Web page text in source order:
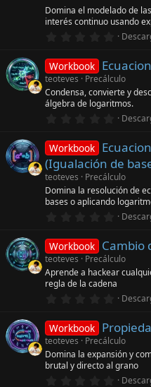
r
e
l
s
)
n
o
e
re
u
rs
Domina el modelado de
interés continuo usando
0
0
e
s
t
r
e
a
(
s
)
Workbook
teoteves
Precálculo
Condensa, convierte y
álgebra de logaritmos.
0
0
e
s
t
r
e
l
s
)
Workbook
(Igualación de
teoteves
Precálculo
Domina la resolución de
bases o aplicando
0
0
e
s
t
r
e
a
(
s
)
Workbook Cambio
teoteves
Precálculo
Aprende a hackear
regla de la cadena
0
0
e
s
t
r
e
Workbook
teoteves
Precálculo
Domina la expansión y
brutal y directo al grano
0